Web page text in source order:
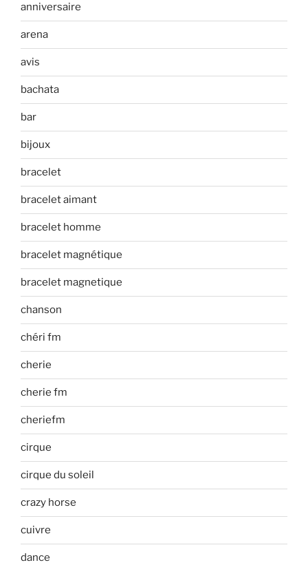
anniversaire
arena
avis
bachata
bar
bijoux
bracelet
bracelet aimant
bracelet homme
bracelet magnétique
bracelet magnetique
chanson
chéri fm
cherie
cherie fm
cheriefm
cirque
cirque du soleil
crazy horse
cuivre
dance